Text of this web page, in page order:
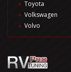
Toyota
Volkswagen
Volvo